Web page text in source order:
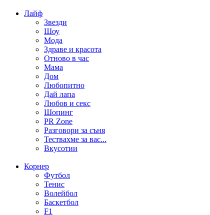
Лайф
Звезди
Шоу
Мода
Здраве и красота
Отново в час
Мама
Дом
Любопитно
Дай лапа
Любов и секс
Шопинг
PR Zone
Разговори за съня
Тествахме за вас...
Вкусотии
Корнер
Футбол
Тенис
Волейбол
Баскетбол
F1